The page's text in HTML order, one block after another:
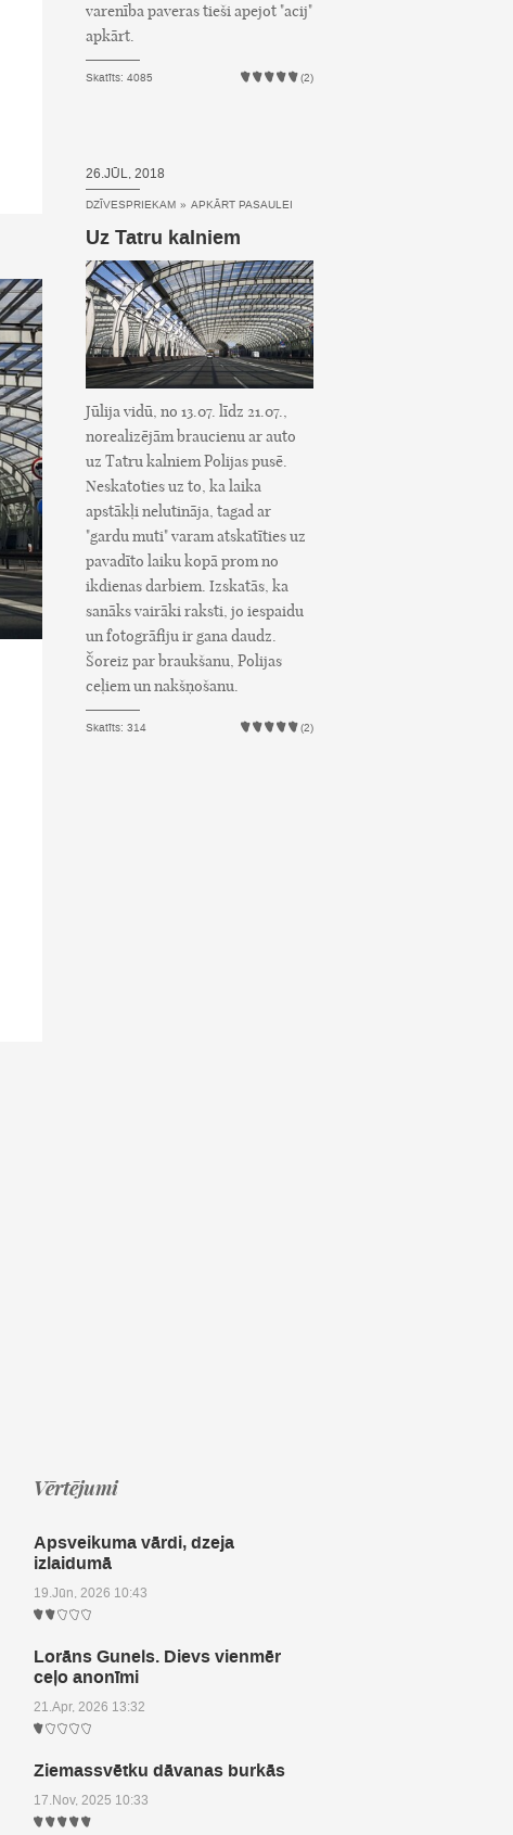
varenība paveras tieši apejot "acij"
apkārt.
Skatīts: 4085 (2)
26.JŪL, 2018
DZĪVESPRIEKAM » APKĀRT PASAULEI
Uz Tatru kalniem
Jūlija vidū, no 13.07. līdz 21.07.,
norealizējām braucienu ar auto
uz Tatru kalniem Polijas pusē.
Neskatoties uz to, ka laika
apstākļi nelutināja, tagad ar
"gardu muti" varam atskatīties uz
pavadīto laiku kopā prom no
ikdienas darbiem. Izskatās, ka
sanāks vairāki raksti, jo iespaidu
un fotogrāfiju ir gana daudz.
Šoreiz par braukšanu, Polijas
ceļiem un nakšņošanu.
Skatīts: 314 (2)
Vērtējumi
Apsveikuma vārdi, dzeja
izlaidumā
19.Jūn, 2026 10:43
Lorāns Gunels. Dievs vienmēr
ceļo anonīmi
21.Apr, 2026 13:32
Ziemassvētku dāvanas burkās
17.Nov, 2025 10:33